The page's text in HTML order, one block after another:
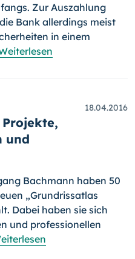
Zur Auszahlung
Bank allerdings meist
in einem
und
18.04.2016
Bachmann haben 50
„Grund­rissatlas
Dabei haben sie sich
und professionellen